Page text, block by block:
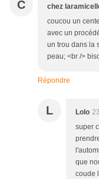
C chez
coucou un
avec un
un trou dans la
peau; <br />
Répondre
L Lolo
super
que
coude